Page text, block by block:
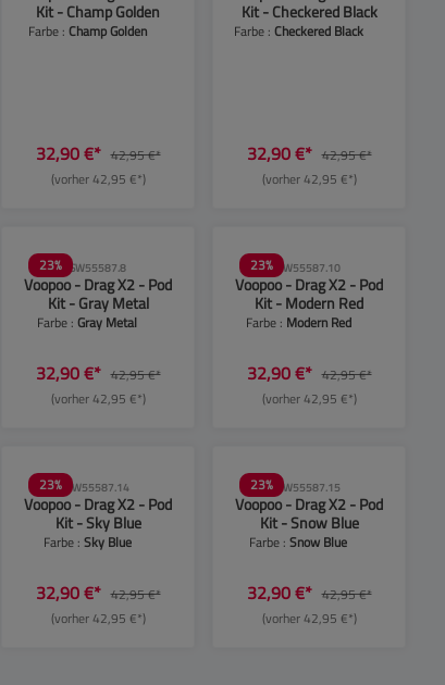
die Schaltflächen, um die Anzahl
ein oder benutze die
Kit - Champ Golden
Farbe : Champ Golden
32,90 €* 42,95 €*
(vorher 42,95 €*)
Kit - Checkered Black
Farbe : Checkered Black
32,90 €* 42,95 €*
(vorher 42,95 €*)
23% SW55587.8
Voopoo - Drag X2 - Pod
Kit - Gray Metal
Farbe :Gray Metal
32,90 €* 42,95 €*
(vorher 42,95 €*)
23% SW55587.10
Voopoo - Drag X2 - Pod
Kit - Modern Red
Farbe : Modern Red
32,90 €* 42,95 €*
(vorher 42,95 €*)
23% SW55587.14
Voopoo - Drag X2 - Pod
Kit - Sky Blue
Farbe : Sky Blue
32,90 €* 42,95 €*
(vorher 42,95 €*)
23% SW55587.15
Voopoo - Drag X2 - Pod
Kit - Snow Blue
Farbe :Snow Blue
32,90 €* 42,95 €*
(vorher 42,95 €*)